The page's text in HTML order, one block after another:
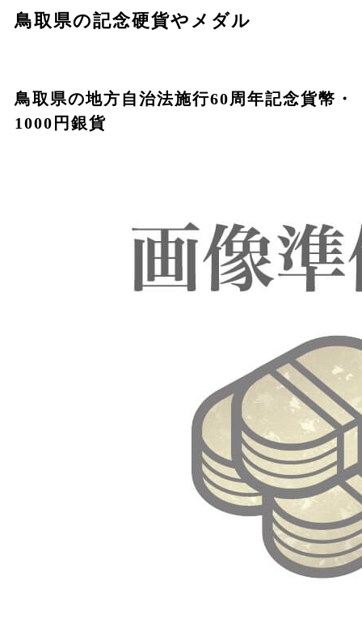
鳥取県の記念硬貨やメダル
鳥取県の地方自治法施行60周年記念貨幣・
1000円銀貨